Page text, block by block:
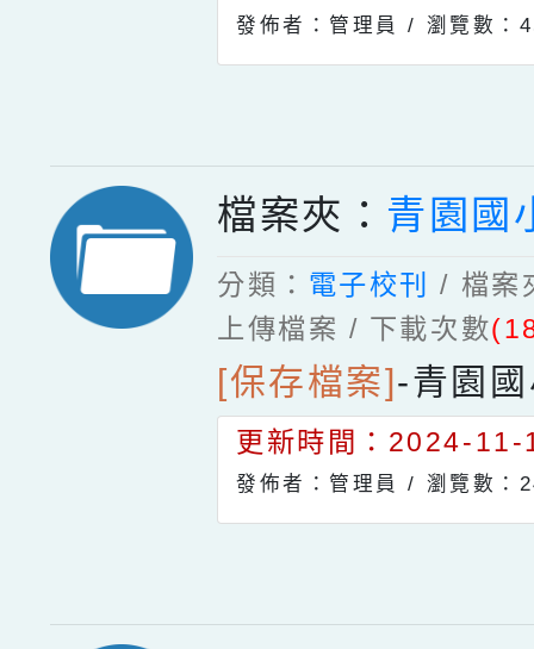
發佈者：管理員 / 瀏覽數：
檔案夾： 青園國
分類： 電子校刊
/ 檔案
上傳檔案 / 下載次數
[保存檔案]-青園
更新時間：2024-
發佈者：管理員 / 瀏覽數：